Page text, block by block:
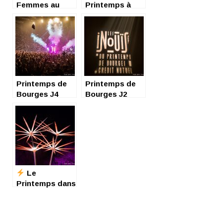
Femmes au
Printemps de
Bourges
Printemps à
Bourges !
Printemps de
Bourges J4
Printemps de
Bourges J2
Le
Printemps dans